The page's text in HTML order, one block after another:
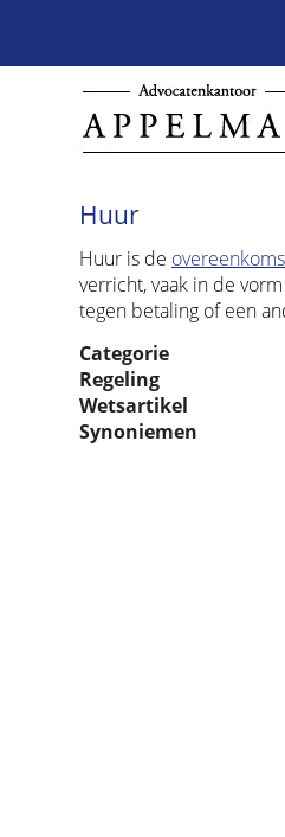
Huur
Huur is de
verricht, vaak in de
tegen betaling of een
Categorie
Regeling
Wetsartikel
Synoniemen